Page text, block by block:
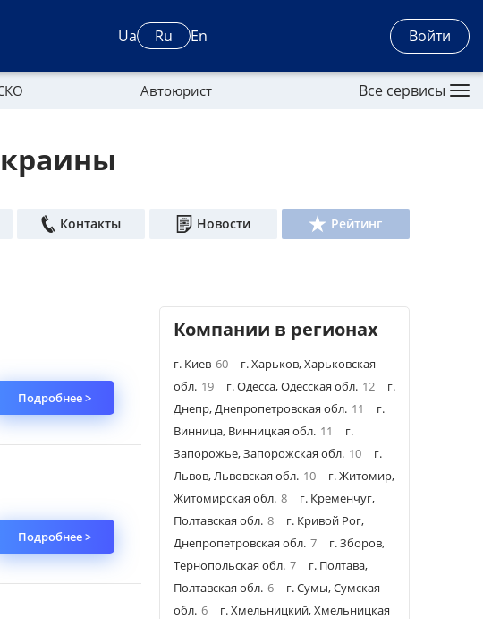
Ua Ru En Войти
Автоюрист Все сервисы
Контакты Новости Рейтинг
Подробнее >
Подробнее >
Компании в регионах
г. Киев 60
г. Харьков, Харьковская
обл. 19 г. Одесса, Одесская обл. 12
г.
Днепр, Днепропетровская обл. 11
г.
Винница, Винницкая обл. 11
г.
Запорожье, Запорожская обл. 10
г.
Львов, Львовская обл. 10
г. Житомир,
Житомирская обл. 8
г. Кременчуг,
Полтавская обл. 8
г. Кривой Рог,
Днепропетровская обл. 7
г. Зборов,
Тернопольская обл. 7
г. Полтава,
Полтавская обл. 6
г. Сумы, Сумская
обл. 6
г. Хмельницкий, Хмельницкая